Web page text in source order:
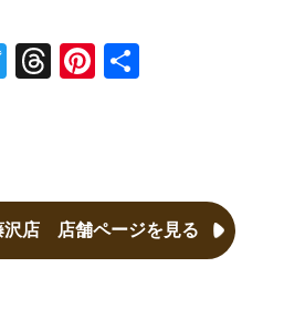
Twitter Threads Pinterest
沢店 店舗ページを見る